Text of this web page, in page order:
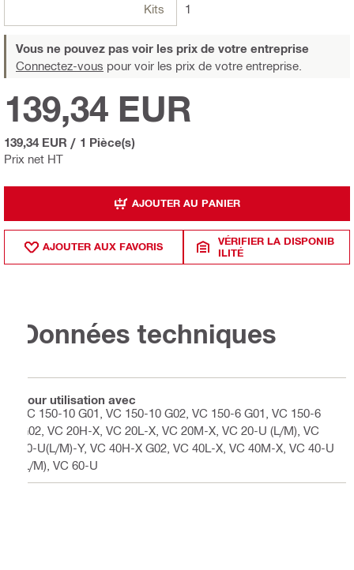
Kits 1
Vous ne pouvez pas voir les prix de votre entreprise
Connectez-vous pour voir les prix de votre entreprise.
Prix net HT
139,34 EUR
139,34 EUR / 1 Pièce(s)
AJOUTER AU PANIER
AJOUTER AUX FAVORIS
VÉRIFIER LA DISPONIB
ILITÉ
Données techniques
Pour utilisation avec
VC 150-10 G01, VC 150-10 G02, VC 150-6 G01, VC 150-6
G02, VC 20H-X, VC 20L-X, VC 20M-X, VC 20-U (L/M), VC
20-U(L/M)-Y, VC 40H-X G02, VC 40L-X, VC 40M-X, VC 40-U
(L/M), VC 60-U